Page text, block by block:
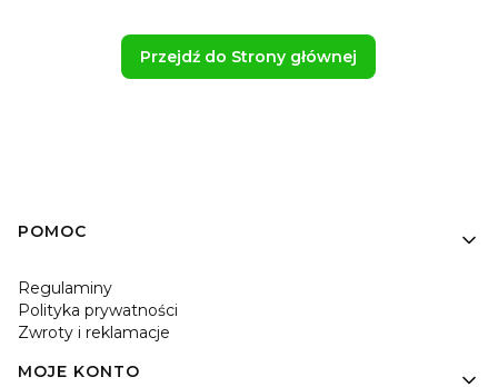
Przejdź do Strony głównej
Linki w stopce
POMOC
Regulaminy
Polityka prywatności
Zwroty i reklamacje
MOJE KONTO